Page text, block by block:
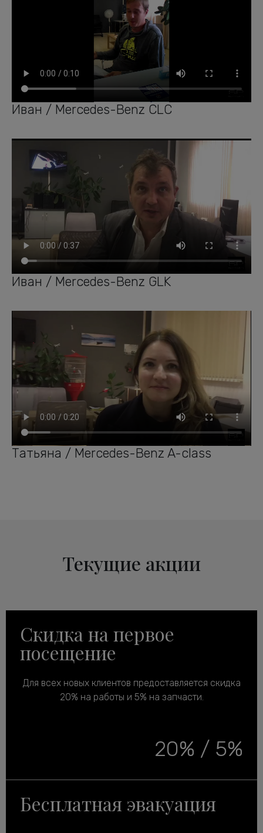
Иван / Mercedes-Benz CLC
Иван / Mercedes-Benz GLK
Татьяна / Mercedes-Benz A-class
Текущие акции
Скидка на первое
посещение
Для всех новых клиентов предоставляется скидка
20% на работы и 5% на запчасти.
20% / 5%
Бесплатная эвакуация